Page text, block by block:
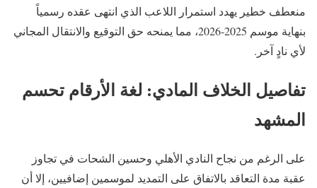
منعطف خطير يهدد استمرار اللاعب الذي انتهى عقده رسمياً
بنهاية موسم 2025-2026، مما يمنحه حق التوقيع والانتقال المجاني
لأي نادٍ آخر.
تفاصيل الخلاف المادي: لغة الأرقام تحسم
المشهد
على الرغم من نجاح النادي الأهلي وحسين الشحات في تجاوز
عقبة مدة التعاقد بالاتفاق على التمديد لموسمين إضافيين، إلا أن